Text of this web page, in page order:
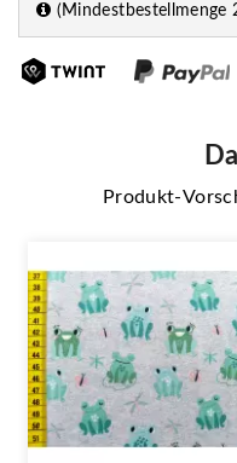
(Mindestbestellmenge
Produkt-